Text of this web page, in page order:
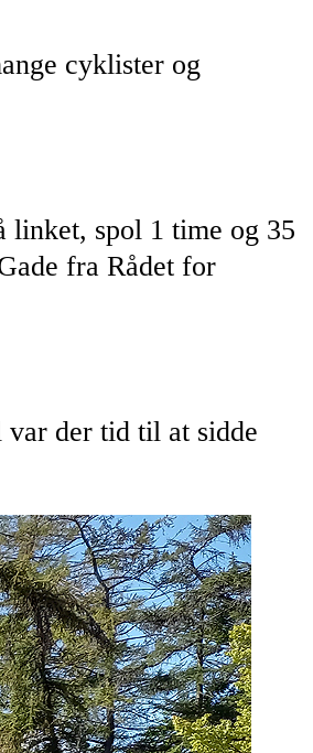
cyklister og
linket, spol 1 time og 35
fra Rådet for
der tid til at sidde